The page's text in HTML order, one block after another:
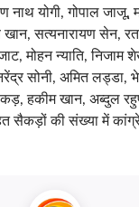
नाथ योगी, गोपाल जाजू,
सत्यनारायण सेन,
मोहन न्याति, निजाम
सोनी, अमित
हकीम खान, अब्दुल
सैकड़ों की संख्या में